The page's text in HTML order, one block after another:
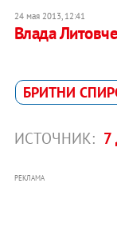
24 мая 2013, 12:41
Влада
БРИТНИ
ИСТОЧНИК: 7
РЕКЛАМА